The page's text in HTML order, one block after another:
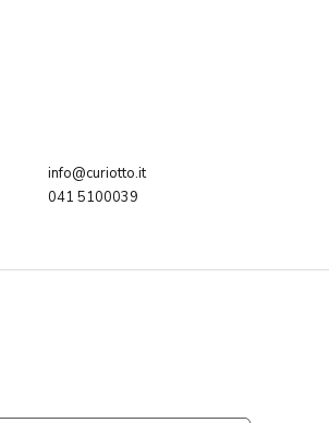
info@curiotto.it
041 5100039